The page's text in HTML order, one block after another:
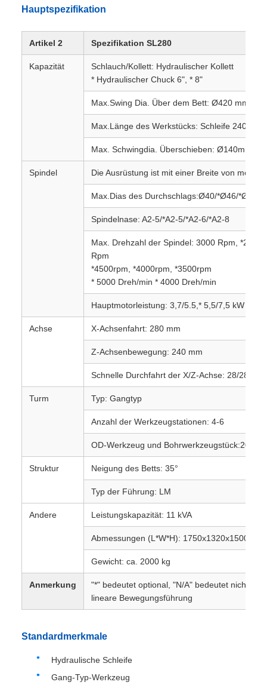
Hauptspezifikation
Artikel 2 Spezifikation SL280
Kapazität
Schlauch/Kollett: Hydraulischer Kollett
* Hydraulischer Chuck 6", * 8"
Max.Swing Dia. Über dem Bett: Ø420 mm
Max.Länge des Werkstücks: Schleife 240,*
Max. Schwingdia. Überschieben: Ø140mm
Spindel Die Ausrüstung ist mit einer Breite von mehr
Max.Dias des Durchschlags:Ø40/*Ø46/*Ø52/
Spindelnase: A2-5/*A2-5/*A2-6/*A2-8
Max. Drehzahl der Spindel: 3000 Rpm, *2500
Rpm
*4500rpm, *4000rpm, *3500rpm
* 5000 Dreh/min * 4000 Dreh/min
Hauptmotorleistung: 3,7/5.5,* 5,5/7,5 kW
Achse X-Achsenfahrt: 280 mm
Z-Achsenbewegung: 240 mm
Schnelle Durchfahrt der X/Z-Achse: 28/28 m/
Turm Typ: Gangtyp
Anzahl der Werkzeugstationen: 4-6
OD-Werkzeug und
Struktur Neigung des Betts: 35°
Typ der Führung: LM
Andere Leistungskapazität: 11 kVA
Abmessungen (L*W*H): 1750x1320x1500mm
Gewicht: ca. 2000 kg
Anmerkung
"*" bedeutet optional, "N/A" bedeutet nicht
lineare Bewegungsführung
Standardmerkmale
Hydraulische Schleife
Gang-Typ-Werkzeug